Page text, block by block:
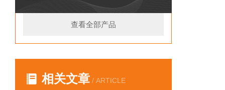
查看全部产品
相关文章 / ARTICLE